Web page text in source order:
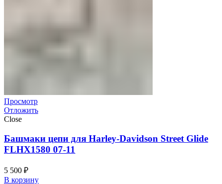
Просмотр
Отложить
Close
Башмаки цепи для Harley-Davidson Street Glide
FLHX1580 07-11
5 500 ₽
В корзину